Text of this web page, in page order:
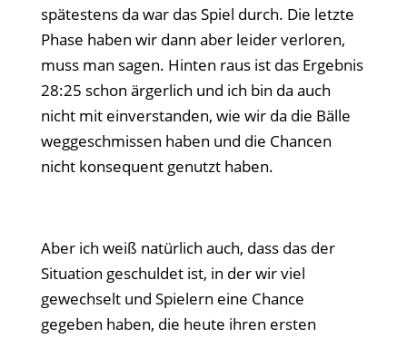
spätestens da war das Spiel durch. Die letzte
Phase haben wir dann aber leider verloren,
muss man sagen. Hinten raus ist das Ergebnis
28:25 schon ärgerlich und ich bin da auch
nicht mit einverstanden, wie wir da die Bälle
weggeschmissen haben und die Chancen
nicht konsequent genutzt haben.
Aber ich weiß natürlich auch, dass das der
Situation geschuldet ist, in der wir viel
gewechselt und Spielern eine Chance
gegeben haben, die heute ihren ersten